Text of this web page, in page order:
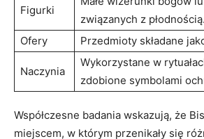
Figurki
związanych z płodnością.
Ofery
Przedmioty składane
Naczynia
Wykorzystane w
zdobione symbolami
Współczesne badania wskazują,⁣ że
⁣miejscem, w którym przenikały się